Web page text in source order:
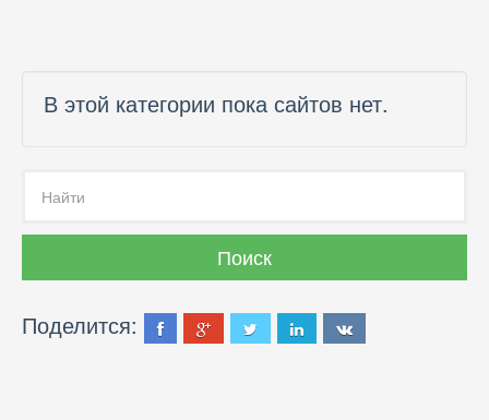
В этой категории пока сайтов нет.
Поделится: